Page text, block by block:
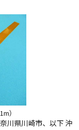
）
川県川崎市、以下 沖